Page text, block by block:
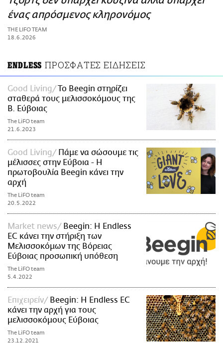
ΑΜΠΑ
PRINT
ένας απρόσμενος κληρονόμος
THE LIFO TEAM
18.6.2026
ENDLESS ΠΡΟΣΦΑΤΕΣ ΕΙΔΗΣΕΙΣ
Good Living
To Beegin στηρίζει
σταθερά τους μελισσοκόμους της
Β. Εύβοιας
The LiFO team
21.6.2023
Good Living
Πάμε να σώσουμε τις
μέλισσες στην Εύβοια - Η
πρωτοβουλία Beegin κάνει την
αρχή
The LiFO team
20.5.2022
Market news
Beegin: Η Endless
EC κάνει την στήριξη των
Μελισσοκόμων της Βόρειας
Εύβοιας προσωπική υπόθεση
The LiFO team
5.4.2022
Επιχειρείν
Beegin: Η Endless EC
κάνει την αρχή για τους
μελισσοκόμους Εύβοιας
The LiFO team
23.12.2021